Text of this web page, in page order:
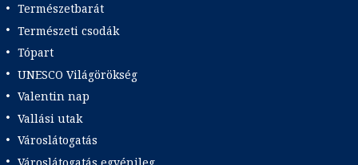
Természetbarát
Természeti csodák
Tópart
UNESCO Világörökség
Valentin nap
Vallási utak
Városlátogatás
Városlátogatás egyénileg